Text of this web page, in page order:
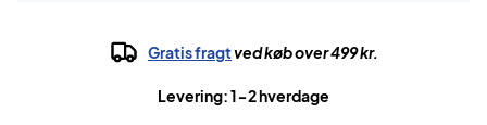
Gratis fragtved køb over 499 kr.
Levering: 1-2 hverdage